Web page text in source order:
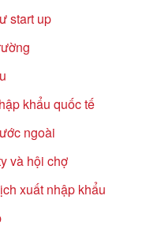
start up
khẩu quốc tế
ngoài
và hội chợ
xuất nhập khẩu